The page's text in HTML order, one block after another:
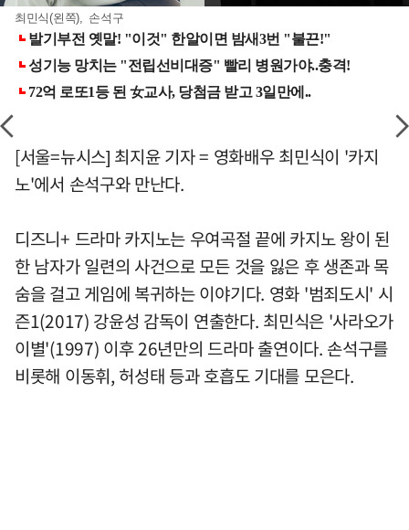
최민식(왼쪽), 손석구
[서울=뉴시스] 최지윤 기자 = 영화배우 최민식이 '카지
노'에서 손석구와 만난다.
디즈니+ 드라마 카지노는 우여곡절 끝에 카지노 왕이 된
한 남자가 일련의 사건으로 모든 것을 잃은 후 생존과 목
숨을 걸고 게임에 복귀하는 이야기다. 영화 '범죄도시' 시
즌1(2017) 강윤성 감독이 연출한다. 최민식은 '사라오가
이별'(1997) 이후 26년만의 드라마 출연이다. 손석구를
비롯해 이동휘, 허성태 등과 호흡도 기대를 모은다.